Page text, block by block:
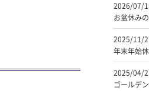
2026/07/
お盆休み
2025/11/
年末年始
2025/04/
ゴールデ